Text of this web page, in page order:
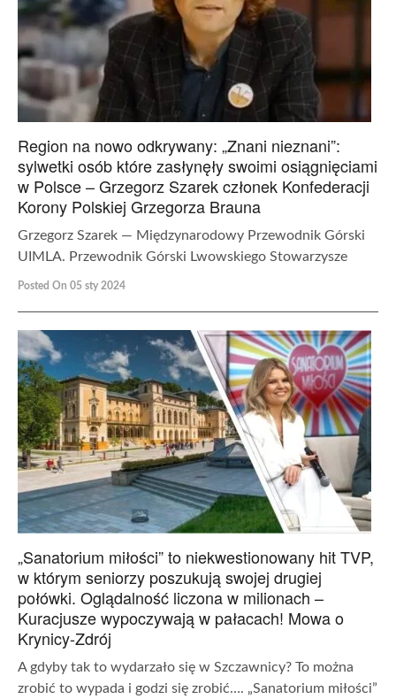
Region na nowo odkrywany: „Znani nieznani”:
sylwetki osób które zasłynęły swoimi osiągnięciami
w Polsce – Grzegorz Szarek członek Konfederacji
Korony Polskiej Grzegorza Brauna
Grzegorz Szarek — Międzynarodowy Przewodnik Górski
UIMLA. Przewodnik Górski Lwowskiego Stowarzysze
Posted On 05 sty 2024
„Sanatorium miłości” to niekwestionowany hit TVP,
w którym seniorzy poszukują swojej drugiej
połówki. Oglądalność liczona w milionach –
Kuracjusze wypoczywają w pałacach! Mowa o
Krynicy-Zdrój
A gdyby tak to wydarzało się w Szczawnicy? To można
zrobić to wypada i godzi się zrobić…. „Sanatorium miłości”